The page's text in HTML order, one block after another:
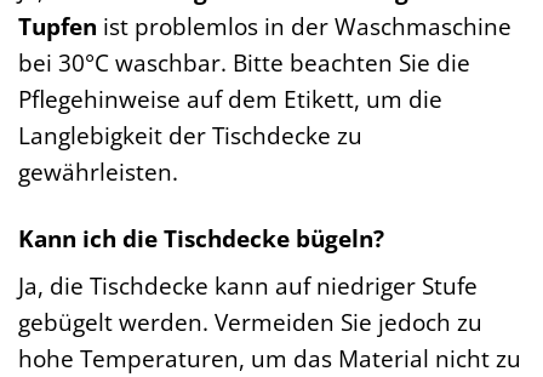
Tupfen ist problemlos in der Waschmaschine
bei 30°C waschbar. Bitte beachten Sie die
Pflegehinweise auf dem Etikett, um die
Langlebigkeit der Tischdecke zu
gewährleisten.
Kann ich die Tischdecke bügeln?
Ja, die Tischdecke kann auf niedriger Stufe
gebügelt werden. Vermeiden Sie jedoch zu
hohe Temperaturen, um das Material nicht zu